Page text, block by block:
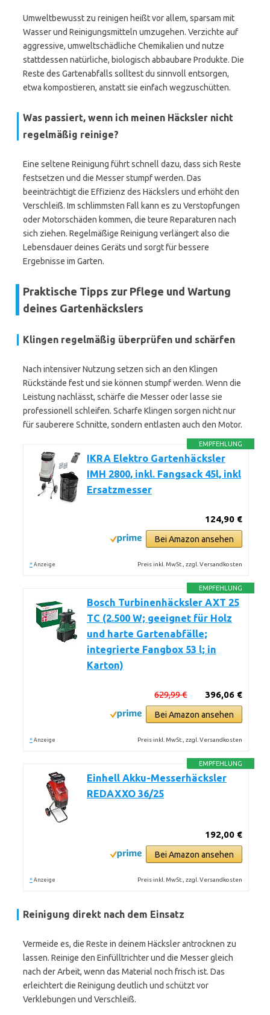
Umweltbewusst zu reinigen heißt vor allem, sparsam mit
Wasser und Reinigungsmitteln umzugehen. Verzichte auf
aggressive, umweltschädliche Chemikalien und nutze
stattdessen natürliche, biologisch abbaubare Produkte. Die
Reste des Gartenabfalls solltest du sinnvoll entsorgen,
etwa kompostieren, anstatt sie einfach wegzuschütten.
Was passiert, wenn ich meinen Häcksler nicht
regelmäßig reinige?
Eine seltene Reinigung führt schnell dazu, dass sich Reste
festsetzen und die Messer stumpf werden. Das
beeinträchtigt die Effizienz des Häckslers und erhöht den
Verschleiß. Im schlimmsten Fall kann es zu Verstopfungen
oder Motorschäden kommen, die teure Reparaturen nach
sich ziehen. Regelmäßige Reinigung verlängert also die
Lebensdauer deines Geräts und sorgt für bessere
Ergebnisse im Garten.
Praktische Tipps zur Pflege und Wartung
deines Gartenhäckslers
Klingen regelmäßig überprüfen und schärfen
Nach intensiver Nutzung setzen sich an den Klingen
Rückstände fest und sie können stumpf werden. Wenn die
Leistung nachlässt, schärfe die Messer oder lasse sie
professionell schleifen. Scharfe Klingen sorgen nicht nur
für sauberere Schnitte, sondern entlasten auch den Motor.
EMPFEHLUNG
IKRA Elektro Gartenhäcksler
IMH 2800, inkl. Fangsack 45l, inkl
Ersatzmesser
124,90 €
Bei Amazon ansehen
* Anzeige Preis inkl. MwSt., zzgl. Versandkosten
EMPFEHLUNG
Bosch Turbinenhäcksler AXT 25
TC (2.500 W; geeignet für Holz
und harte Gartenabfälle;
integrierte Fangbox 53 l; in
Karton)
396,06 €
629,99 €
Bei Amazon ansehen
* Anzeige Preis inkl. MwSt., zzgl. Versandkosten
EMPFEHLUNG
Einhell Akku-Messerhäcksler
REDAXXO 36/25
192,00 €
Bei Amazon ansehen
* Anzeige Preis inkl. MwSt., zzgl. Versandkosten
Reinigung direkt nach dem Einsatz
Vermeide es, die Reste in deinem Häcksler antrocknen zu
lassen. Reinige den Einfülltrichter und die Messer gleich
nach der Arbeit, wenn das Material noch frisch ist. Das
erleichtert die Reinigung deutlich und schützt vor
Verklebungen und Verschleiß.